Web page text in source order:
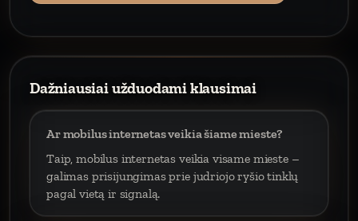
Dažniausiai užduodami klausimai
Ar mobilus internetas veikia šiame mieste?
Taip, mobilus internetas veikia visame mieste –
galimas prisijungimas prie judriojo ryšio tinklų
pagal vietą ir signalą.